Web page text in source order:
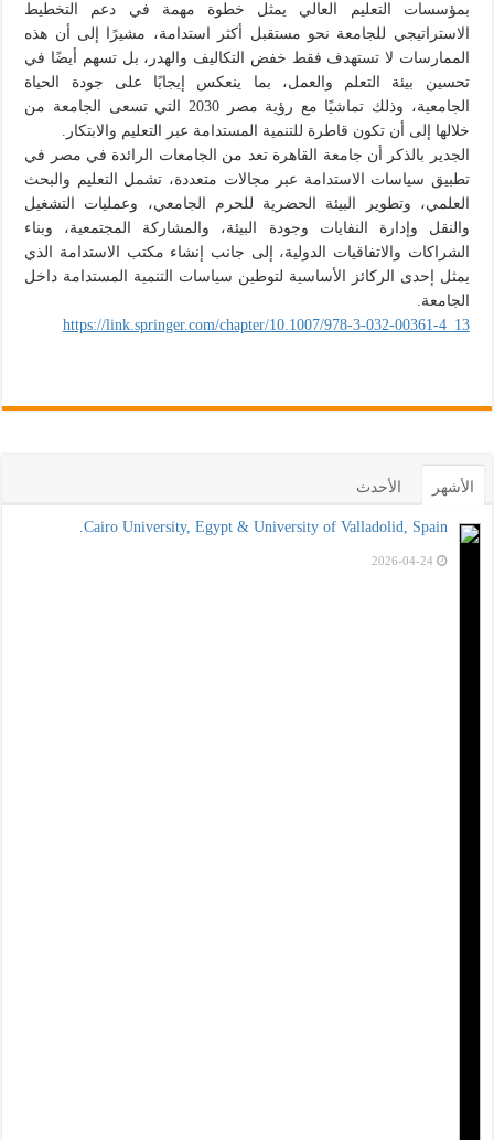
بمؤسسات التعليم العالي يمثل خطوة مهمة في دعم التخطيط
الاستراتيجي للجامعة نحو مستقبل أكثر استدامة، مشيرًا إلى أن هذه
الممارسات لا تستهدف فقط خفض التكاليف والهدر، بل تسهم أيضًا في
تحسين بيئة التعلم والعمل، بما ينعكس إيجابًا على جودة الحياة
الجامعية، وذلك تماشيًا مع رؤية مصر 2030 التي تسعى الجامعة من
خلالها إلى أن تكون قاطرة للتنمية المستدامة عبر التعليم والابتكار.
الجدير بالذكر أن جامعة القاهرة تعد من الجامعات الرائدة في مصر في
تطبيق سياسات الاستدامة عبر مجالات متعددة، تشمل التعليم والبحث
العلمي، وتطوير البيئة الحضرية للحرم الجامعي، وعمليات التشغيل
والنقل وإدارة النفايات وجودة البيئة، والمشاركة المجتمعية، وبناء
الشراكات والاتفاقيات الدولية، إلى جانب إنشاء مكتب الاستدامة الذي
يمثل إحدى الركائز الأساسية لتوطين سياسات التنمية المستدامة داخل
الجامعة.
https://link.springer.com/chapter/10.1007/978-3-032-00361-4_13
الأشهر الأحدث
Cairo University, Egypt & University of Valladolid, Spain.
2026-04-24